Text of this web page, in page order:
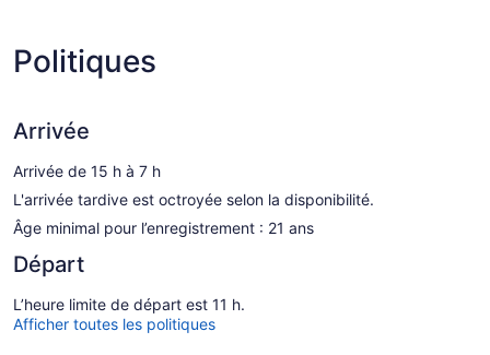
Politiques
Arrivée
Arrivée de 15 h à 7 h
L'arrivée tardive est octroyée selon la disponibilité.
Âge minimal pour l’enregistrement : 21 ans
Départ
L’heure limite de départ est 11 h.
Afficher toutes les politiques